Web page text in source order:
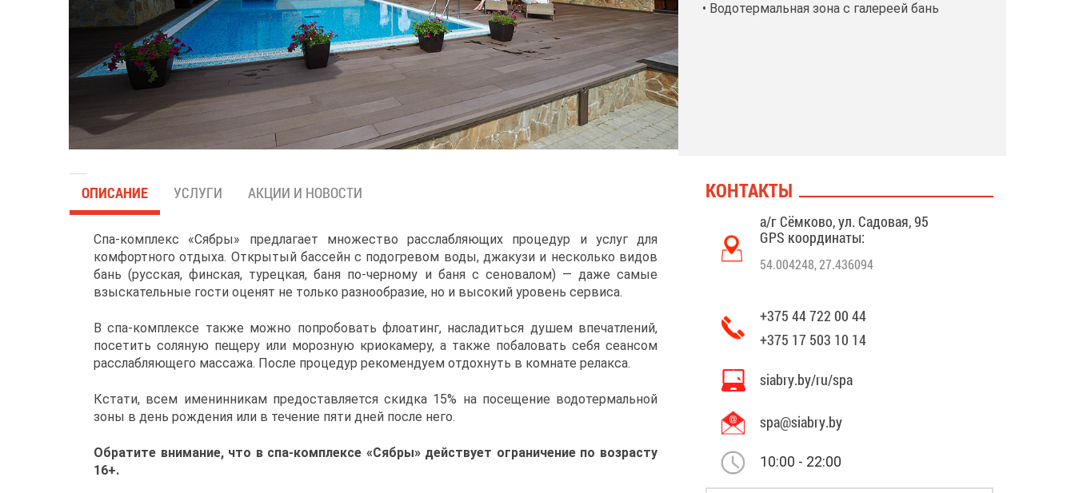
• Водотермальная зона с галереей бань
ОПИСАНИЕ УСЛУГИ АКЦИИ И НОВОСТИ
Спа-комплекс «Сябры» предлагает множество расслабляющих процедур и услуг для
комфортного отдыха. Открытый бассейн с подогревом воды, джакузи и несколько видов
бань (русская, финская, турецкая, баня по-черному и баня с сеновалом) — даже самые
взыскательные гости оценят не только разнообразие, но и высокий уровень сервиса.
В спа-комплексе также можно попробовать флоатинг, насладиться душем впечатлений,
посетить соляную пещеру или морозную криокамеру, а также побаловать себя сеансом
расслабляющего массажа. После процедур рекомендуем отдохнуть в комнате релакса.
Кстати, всем именинникам предоставляется скидка 15% на посещение водотермальной
зоны в день рождения или в течение пяти дней после него.
Обратите внимание, что в спа-комплексе «Сябры» действует ограничение по возрасту
16+.
КОНТАКТЫ
а/г Сёмково, ул. Садовая, 95
GPS координаты:
54.004248, 27.436094
+375 44 722 00 44
+375 17 503 10 14
siabry.by/ru/spa
spa@siabry.by
10:00 - 22:00